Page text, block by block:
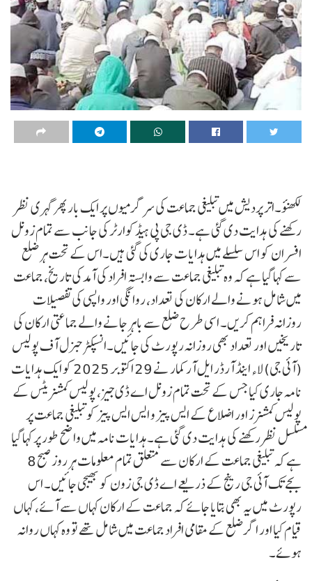
لکھنؤ۔اتر پردیش میں تبلیغی جماعت کی سرگرمیوں پر ایک بار پھر گہری نظر
رکھنے کی ہدایت دی گئی ہے۔ ڈی جی پی ہیڈکوارٹر کی جانب سے تمام زونل
افسران کو اس سلسلے میں ہدایات جاری کی گئی ہیں۔اس کے تحت ہر ضلع
سے کہا گیا ہے کہ وہ تبلیغی جماعت سے وابستہ افراد کی آمد کی تاریخ، جماعت
میں شامل ہونے والے ارکان کی تعداد، روانگی اور واپسی کی تفصیلات
روزانہ فراہم کریں۔ اسی طرح ضلع سے باہر جانے والے جماعتی ارکان کی
تاریخیں اور تعداد بھی روزانہ رپورٹ کی جائیں۔انسپکٹر جنرل آف پولیس
(آئی جی) لاء اینڈ آرڈر ایل آر کمار نے 29 اکتوبر 2025 کو ایک ہدایات
نامہ جاری کیا جس کے تحت تمام زونل اے ڈی جیز، پولیس کمشنریٹس کے
پولیس کمشنرز اور اضلاع کے ایس پیز و ایس ایس پیز کو تبلیغی جماعت پر
مسلسل نظر رکھنے کی ہدایت دی گئی ہے۔ہدایات نامہ میں واضح طور پر کہا گیا
ہے کہ تبلیغی جماعت کے ارکان سے متعلق تمام معلومات ہر روز صبح 8
بجے تک آئی جی رینج کے ذریعے اے ڈی جی زون کو بھیجی جائیں۔ اس
رپورٹ میں یہ بھی بتایا جائے کہ جماعت کے ارکان کہاں سے آئے، کہاں
قیام کیا اور اگر ضلع کے مقامی افراد جماعت میں شامل تھے تو وہ کہاں روانہ
ہوئے۔